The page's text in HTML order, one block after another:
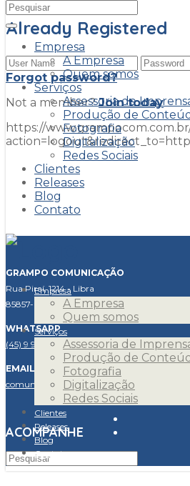
Empresa
A Empresa
Quem somos
Serviços
Assessoria de
Produção de
Fotografia
Digitalização
Redes Sociais
Clientes
Releases
Blog
Contato
Empresa
A Empresa
Quem somos
Serviços
Assessoria de
Produção de
Fotografia
Digitalização
Redes Sociais
Clientes
Releases
Blog
Contato
Already Registered
Forgot password?
Not a member?Join today
https://
placeholder
GRAMPO COMUNICAÇÃO
Rua Piraí, 1214 - Libra
85857-640 - Foz do Iguaçu - Paraná
WHATSAPP
(45) 9 99317085
EMAIL
comunicacao@grampocom.com.br
ACOMPANHE